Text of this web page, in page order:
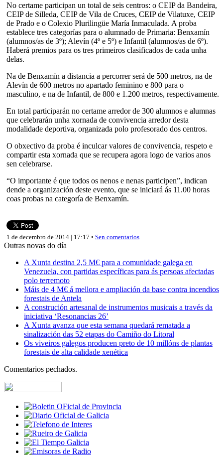
No certame participan un total de seis centros: o CEIP da Bandeira,
CEIP de Silleda, CEIP de Vila de Cruces, CEIP de Vilatuxe, CEIP
de Prado e o Colexio Plurilingüe María Inmaculada. A proba
establece tres categorías para o alumnado de Primaria: Benxamín
(alumnos/as de 3º); Alevín (4º e 5º) e Infantil (alumnos/as de 6º).
Haberá premios para os tres primeiros clasificados de cada unha
delas.
Na de Benxamín a distancia a percorrer será de 500 metros, na de
Alevín de 600 metros no apartado feminino e 800 para o
masculino, e na de Infantil, de 800 e 1.200 metros, respectivamente.
En total participarán no certame arredor de 300 alumnos e alumnas
que celebrarán unha xornada de convivencia arredor desta
modalidade deportiva, organizada polo profesorado dos centros.
O obxectivo da proba é inculcar valores de convivencia, respeto e
compartir esta xornada que se recupera agora logo de varios anos
sen celebrarse.
“O importante é que todos os nenos e nenas participen”, indican
dende a organización deste evento, que se iniciará ás 11.00 horas
coas probas na categoría de Benxamín.
1 de decembro de 2014 | 17:17 • Sen comentarios
Outras novas do día
A Xunta destina 2,5 M€ para a comunidade galega en
Venezuela, con partidas específicas para ás persoas afectadas
polo terremoto
Máis de 4 M€ á mellora e ampliación da base contra incendios
forestais de Antela
A construción artesanal de instrumentos musicais a través da
iniciativa ‘Resonancias 26’
A Xunta avanza que esta semana quedará rematada a
sinalización das 52 etapas do Camiño do Litoral
Os viveiros galegos producen preto de 10 millóns de plantas
forestais de alta calidade xenética
Comentarios pechados.